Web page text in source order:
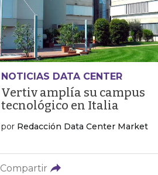
NOTICIAS DATA CENTER
Vertiv amplía su campus
tecnológico en Italia
por Redacción Data Center Market
Compartir